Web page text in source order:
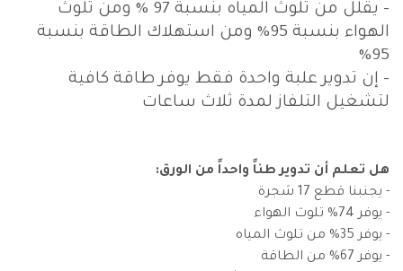
- يقلل من تلوث المياه بنسبة 97 % ومن تلوث
الهواء بنسبة 95% ومن استهلاك الطاقة بنسبة
95%
- إن تدوير علبة واحدة فقط يوفر طاقة كافية
لتشغيل التلفاز لمدة ثلاث ساعات
هل تعلم أن تدوير طناً واحداً من الورق:
- يجنبنا قطع 17 شجرة
- يوفر 74% تلوث الهواء
- يوفر 35% من تلوث المياه
- يوفر 67% من الطاقة